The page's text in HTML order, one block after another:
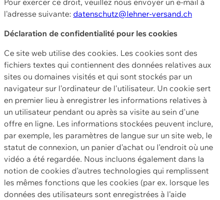
l'adresse suivante: datenschutz@lehner-versand.ch
Déclaration de confidentialité pour les cookies
Ce site web utilise des cookies. Les cookies sont des
fichiers textes qui contiennent des données relatives aux
sites ou domaines visités et qui sont stockés par un
navigateur sur l'ordinateur de l'utilisateur. Un cookie sert
en premier lieu à enregistrer les informations relatives à
un utilisateur pendant ou après sa visite au sein d'une
offre en ligne. Les informations stockées peuvent inclure,
par exemple, les paramètres de langue sur un site web, le
statut de connexion, un panier d'achat ou l'endroit où une
vidéo a été regardée. Nous incluons également dans la
notion de cookies d'autres technologies qui remplissent
les mêmes fonctions que les cookies (par ex. lorsque les
données des utilisateurs sont enregistrées à l'aide